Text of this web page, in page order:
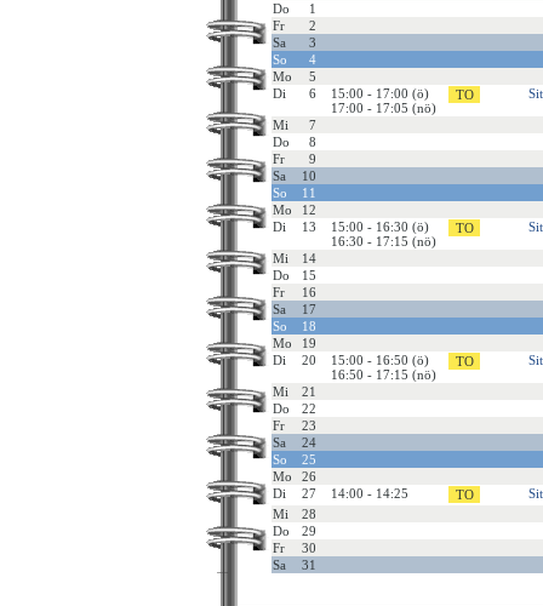
Do
1
Fr
2
Sa
3
So
4
Mo
5
Di
6
15:00 - 17:00 (ö)
17:00 - 17:05 (nö)
Mi
7
Do
8
Fr
9
Sa
10
So
11
Mo
12
Di
13
15:00 - 16:30 (ö)
16:30 - 17:15 (nö)
Mi
14
Do
15
Fr
16
Sa
17
So
18
Mo
19
Di
20
15:00 - 16:50 (ö)
16:50 - 17:15 (nö)
Mi
21
Do
22
Fr
23
Sa
24
So
25
Mo
26
Di
27 14:00 - 14:25
Mi
28
Do
29
Fr
30
Sa
31